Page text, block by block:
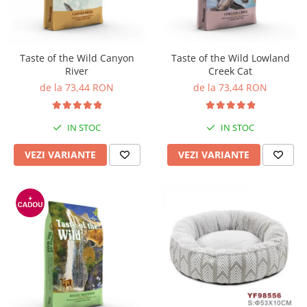
Brit Care
Pro Plan
Dog Food
Hill's
Josera
Dog Chow
Hrana Umeda Caini
Taste of the Wild
Inaba Churu
Brit Premium
Orijen
Pro Plan
Applaws
Cat Chow
Royal Canin
Applaws
BonaCibo
Ciao Inaba
Taste of the Wild Canyon
River
de la 73,44 RON
IN STOC
VEZI VARIANTE
Taste of the Wild Lowland
Creek Cat
de la 73,44 RON
IN STOC
VEZI VARIANTE